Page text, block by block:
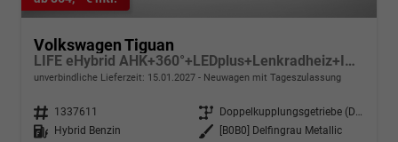
Volkswagen Tiguan
LIFE eHybrid AHK+360°+LEDplus+Lenkradheiz+IQ.Drive+ACC+AppConnect+eHeck
unverbindliche Lieferzeit: 15.01.2027 Neuwagen mit Tageszulassung
Fahrzeugnr. 1337611 Getriebe
Doppelkupplungsgetriebe (DSG)
Kraftstoff
Hybrid Benzin Außenfarbe
[B0B0] Delfingrau Metallic